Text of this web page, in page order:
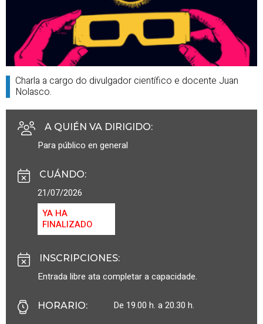
Charla a cargo do divulgador científico e docente Juan
Nolasco.
A QUIÉN VA DIRIGIDO:
Para público en general
CUÁNDO:
21/07/2026
YA HA
FINALIZADO
INSCRIPCIONES:
Entrada libre ata completar a capacidade.
HORARIO: De 19.00 h. a 20.30 h.